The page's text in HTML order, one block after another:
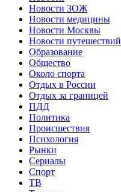
Новости ЗОЖ
Новости медицины
Новости Москвы
Новости путешествий
Образование
Общество
Около спорта
Отдых в России
Отдых за границей
ПДД
Политика
Происшествия
Психология
Рынки
Сериалы
Спорт
ТВ